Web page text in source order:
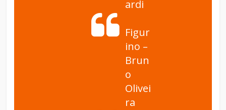
ardi
Figur
ino –
Brun
o
Olivei
ra